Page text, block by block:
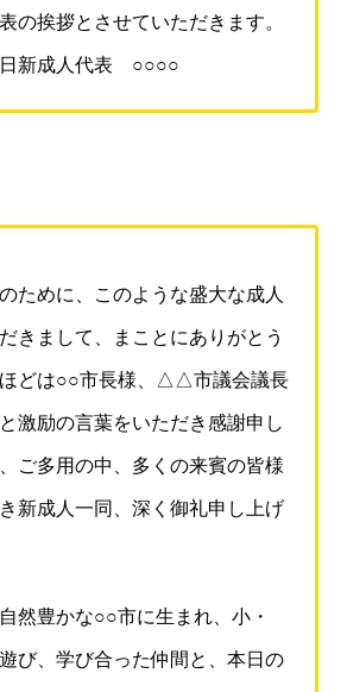
の挨拶とさせていただきます。
日新成人代表 ○○○○
ために、このような盛大な成人
きまして、まことにありがとう
ほどは○○市長様、△△市議会議長
激励の言葉をいただき感謝申し
ご多用の中、多くの来賓の皆様
新成人一同、深く御礼申し上げ
然豊かな○○市に生まれ、小・
び、学び合った仲間と、本日の